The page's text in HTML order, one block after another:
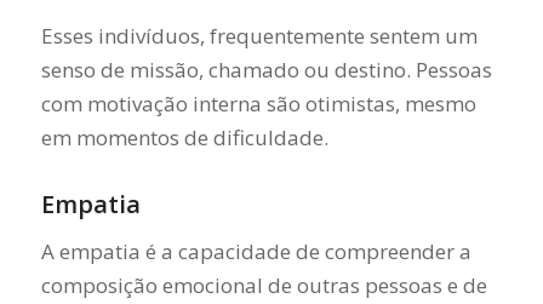
Esses indivíduos, frequentemente sentem um
senso de missão, chamado ou destino. Pessoas
com motivação interna são otimistas, mesmo
em momentos de dificuldade.
Empatia
A empatia é a capacidade de compreender a
composição emocional de outras pessoas e de